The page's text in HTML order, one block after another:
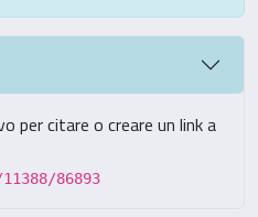
per citare o creare un link a
86893